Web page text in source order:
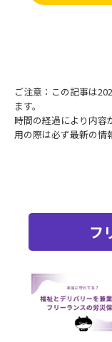
ご注意：この記事は
ます。
時間の経過により内容
用の際は必ず最新の情
フ